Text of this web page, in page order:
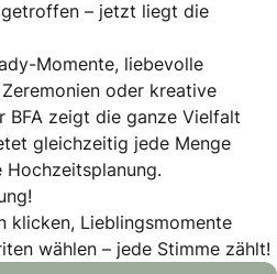
– jetzt liegt die
Momente, liebevolle
oder kreative
BFA zeigt die ganze Vielfalt
gleichzeitig jede Menge
Hochzeitsplanung.
klicken, Lieblingsmomente
wählen – jede Stimme zählt!